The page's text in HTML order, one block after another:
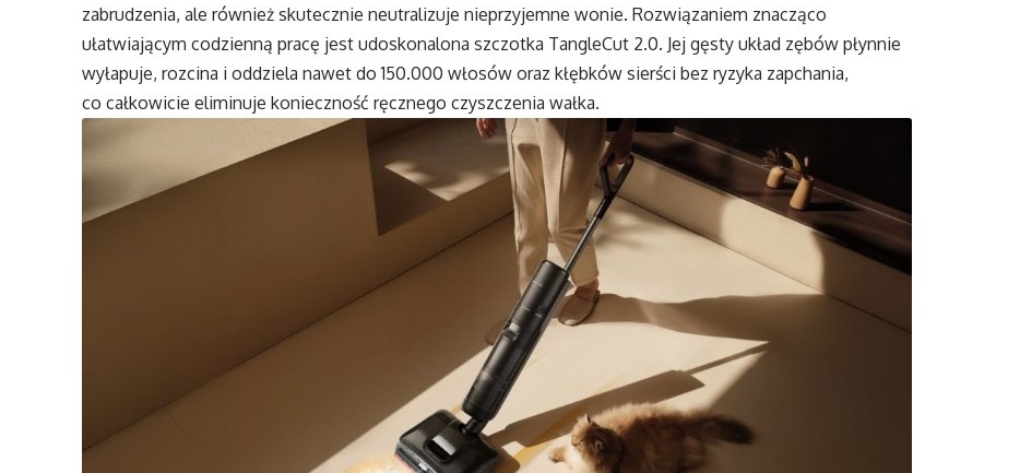
zabrudzenia, ale również skutecznie neutralizuje nieprzyjemne wonie. Rozwiązaniem znacząco
ułatwiającym codzienną pracę jest udoskonalona szczotka TangleCut 2.0. Jej gęsty układ zębów płynnie
wyłapuje, rozcina i oddziela nawet do 150.000 włosów oraz kłębków sierści bez ryzyka zapchania,
co całkowicie eliminuje konieczność ręcznego czyszczenia wałka.